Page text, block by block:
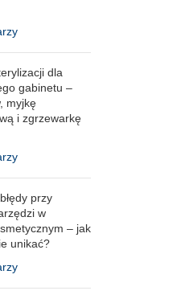
dla
gabinetu –
myjkę
i zgrzewarkę
przy
w
– jak
unikać?